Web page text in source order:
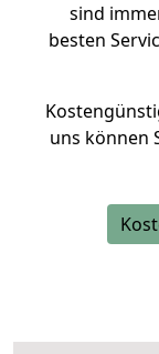
sind
besten
uns können